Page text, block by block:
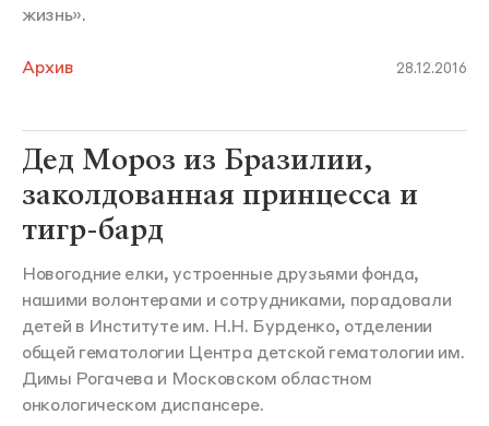
жизнь».
Архив 28.12.2016
Дед Мороз из Бразилии,
заколдованная принцесса и
тигр-бард
Новогодние елки, устроенные друзьями фонда,
нашими волонтерами и сотрудниками, порадовали
детей в Институте им. Н.Н. Бурденко, отделении
общей гематологии Центра детской гематологии им.
Димы Рогачева и Московском областном
онкологическом диспансере.